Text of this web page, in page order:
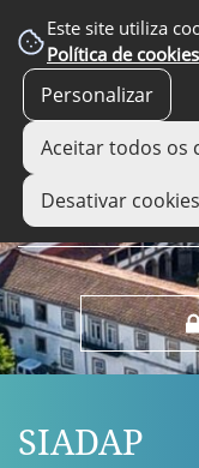
Este site utiliza
Política de cookies
Personalizar
Aceitar todos os
Desativar
EM DESTAQUE
SIADAP